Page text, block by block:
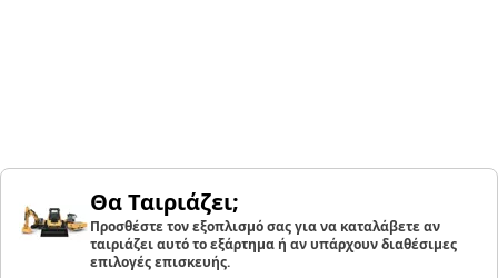
Θα Ταιριάζει;
Προσθέστε τον εξοπλισμό σας για να καταλάβετε αν
ταιριάζει αυτό το εξάρτημα ή αν υπάρχουν διαθέσιμες
επιλογές επισκευής.